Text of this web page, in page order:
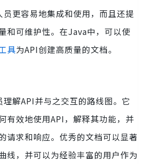
更容易地集成和使用，而且还提
和可维护性。在Java中，可以使
具为API创建高质量的文档。
理解API并与之交互的路线图。它
有效地使用API，解释其功能，并
请求和响应。优秀的文档可以显著
线，并可以为经验丰富的用户作为